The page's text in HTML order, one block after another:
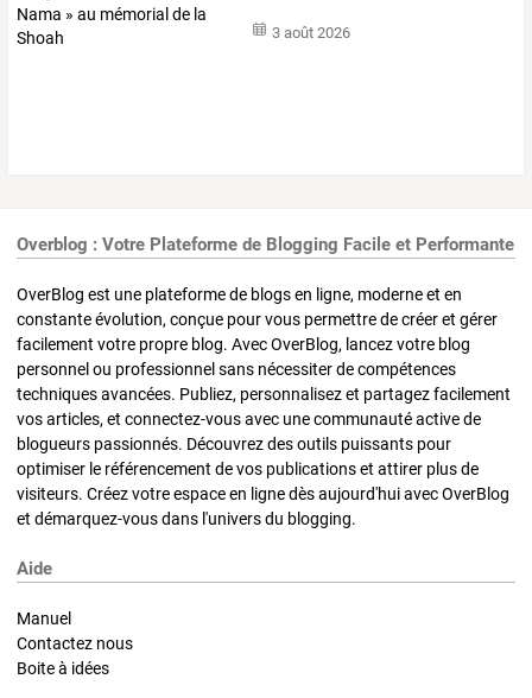
3 août 2026
Overblog : Votre Plateforme de Blogging Facile et Performante
OverBlog est une plateforme de blogs en ligne, moderne et en
constante évolution, conçue pour vous permettre de créer et gérer
facilement votre propre blog. Avec OverBlog, lancez votre blog
personnel ou professionnel sans nécessiter de compétences
techniques avancées. Publiez, personnalisez et partagez facilement
vos articles, et connectez-vous avec une communauté active de
blogueurs passionnés. Découvrez des outils puissants pour
optimiser le référencement de vos publications et attirer plus de
visiteurs. Créez votre espace en ligne dès aujourd'hui avec OverBlog
et démarquez-vous dans l'univers du blogging.
Aide
Manuel
Contactez nous
Boite à idées